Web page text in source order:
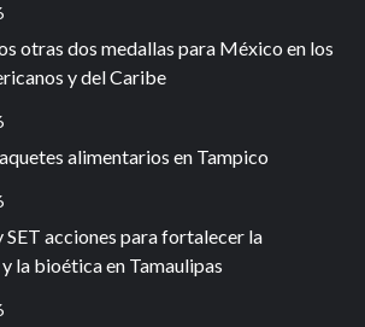
otras dos medallas para México en los
y del Caribe
alimentarios en Tampico
SET acciones para fortalecer la
la bioética en Tamaulipas